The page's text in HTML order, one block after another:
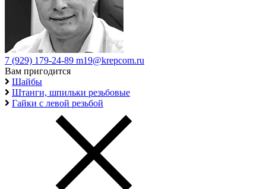
7 (929) 179-24-89 m19@krepcom.ru
Вам пригодится
Шайбы
Штанги, шпильки резьбовые
Гайки с левой резьбой